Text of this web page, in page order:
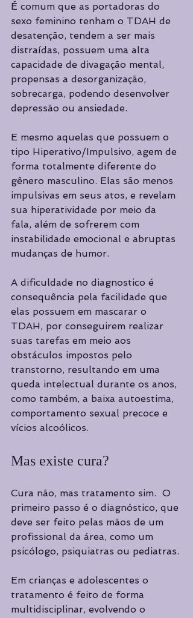
É comum que as portadoras do
sexo feminino tenham o TDAH de
desatenção, tendem a ser mais
distraídas, possuem uma alta
capacidade de divagação mental,
propensas a desorganização,
sobrecarga, podendo desenvolver
depressão ou ansiedade.
E mesmo aquelas que possuem o
tipo Hiperativo/Impulsivo, agem de
forma totalmente diferente do
gênero masculino. Elas são menos
impulsivas em seus atos, e revelam
sua hiperatividade por meio da
fala, além de sofrerem com
instabilidade emocional e abruptas
mudanças de humor.
A dificuldade no diagnostico é
consequência pela facilidade que
elas possuem em mascarar o
TDAH, por conseguirem realizar
suas tarefas em meio aos
obstáculos impostos pelo
transtorno, resultando em uma
queda intelectual durante os anos,
como também, a baixa autoestima,
comportamento sexual precoce e
vícios alcoólicos.
Mas existe cura?
Cura não, mas tratamento sim.  O
primeiro passo é o diagnóstico, que
deve ser feito pelas mãos de um
profissional da área, como um
psicólogo, psiquiatras ou pediatras.
Em crianças e adolescentes o
tratamento é feito de forma
multidisciplinar, evolvendo o